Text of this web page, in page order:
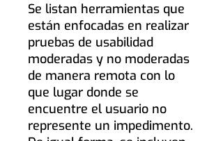
Se listan herramientas que
están enfocadas en realizar
pruebas de usabilidad
moderadas y no moderadas
de manera remota con lo
que lugar donde se
encuentre el usuario no
represente un impedimento.